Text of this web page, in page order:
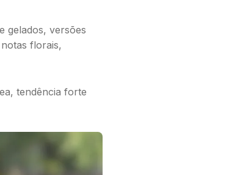
gelados, versões
florais,
, tendência forte